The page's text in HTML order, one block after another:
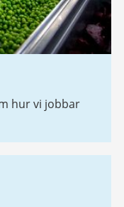
hur vi jobbar